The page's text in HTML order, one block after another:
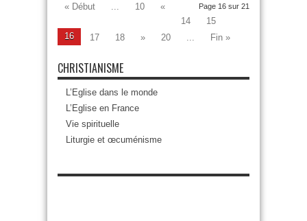
Page 16 sur 21
« Début ... 10
«
14
15
16
17 18 » 20 ... Fin »
CHRISTIANISME
L’Eglise dans le monde
L’Eglise en France
Vie spirituelle
Liturgie et œcuménisme